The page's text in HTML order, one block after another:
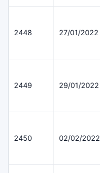
2448 27/01/2022
2449 29/01/2022
2450 02/02/2022